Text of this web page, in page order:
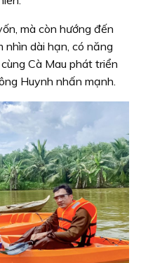
mà còn hướng đến
dài hạn, có năng
Cà Mau phát triển
Huynh nhấn mạnh.